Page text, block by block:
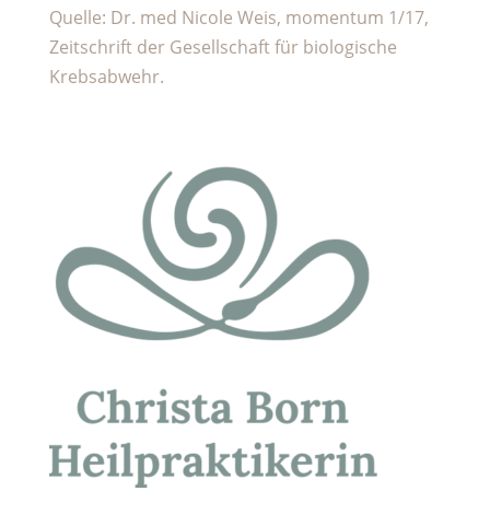
Quelle: Dr. med Nicole Weis, momentum 1/17,
Zeitschrift der Gesellschaft für biologische
Krebsabwehr.